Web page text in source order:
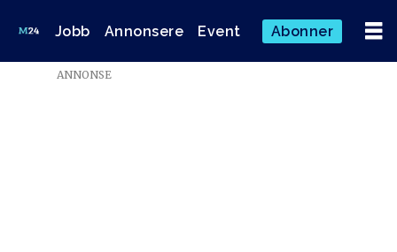
Jobb Annonsere Event Abonner
ANNONSE